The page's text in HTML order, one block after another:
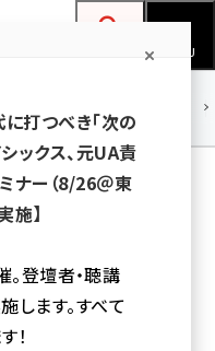
当者フォーラム
MENU
打つべき「次の
ックス、元UA責
ナー（8/26＠東
施】
。登壇者・聴講
します。すべて
！